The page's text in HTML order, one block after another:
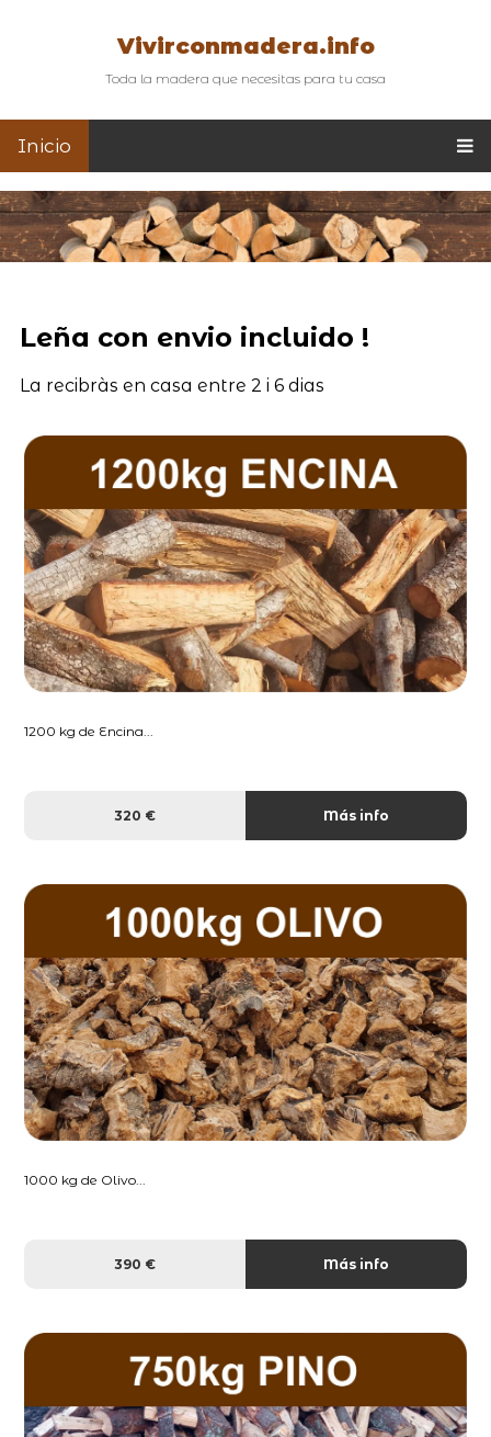
Vivirconmadera.info
Toda la madera que necesitas para tu casa
Inicio
Leña con envio incluido !
La recibràs en casa entre 2 i 6 dias
1200 kg de Encina...
320 € Más info
1000 kg de Olivo...
390 € Más info